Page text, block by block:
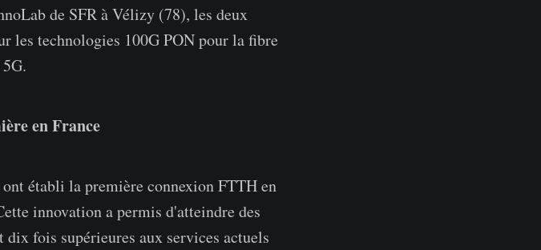
de SFR à Vélizy (78), les deux
les technologies 100G PON pour la fibre
en France
établi la première connexion FTTH en
innovation a permis d'atteindre des
fois supérieures aux services actuels